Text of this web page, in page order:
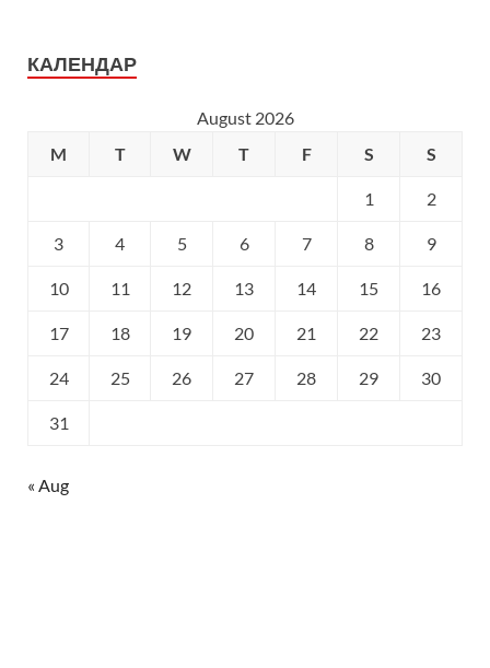
КАЛЕНДАР
August 2026
M
T W T F S S
1 2
3 4 5 6 7 8 9
10 11 12 13 14 15 16
17 18 19 20 21 22 23
24 25 26 27 28 29 30
31
« Aug